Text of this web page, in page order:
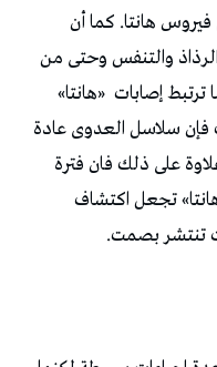
فيروس هانتا. كما أن
والتنفس وحتى من
إصابات «هانتا»
فإن سلاسل العدوى عادة
على ذلك فان فترة
تجعل اكتشاف
تنتشر بصمت.